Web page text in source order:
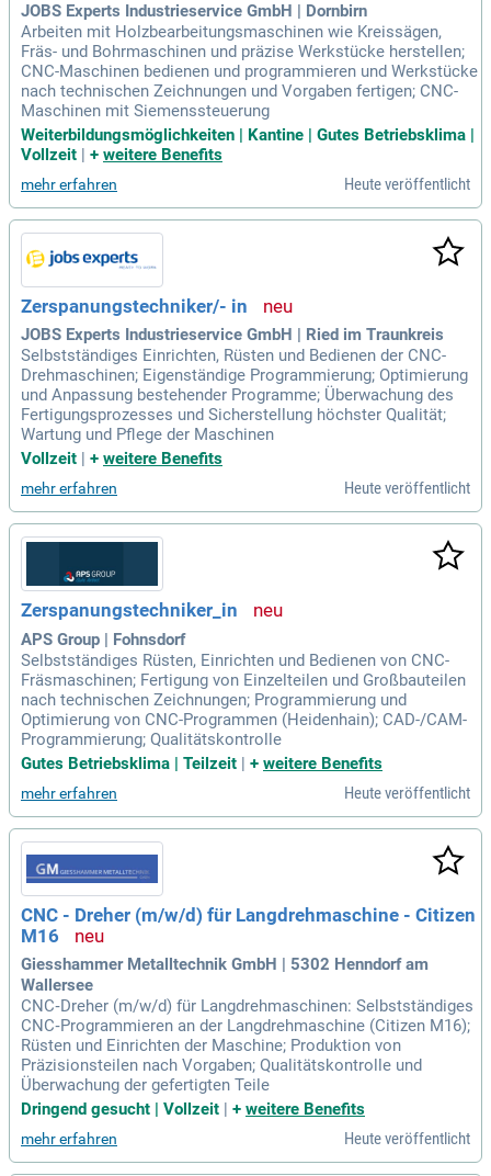
JOBS Experts Industrieservice GmbH | Dornbirn
Arbeiten mit Holzbearbeitungsmaschinen wie Kreissägen,
Fräs- und Bohrmaschinen und präzise Werkstücke herstellen;
CNC-Maschinen bedienen und programmieren und Werkstücke
nach technischen Zeichnungen und Vorgaben fertigen; CNC-
Maschinen mit Siemenssteuerung
Weiterbildungsmöglichkeiten | Kantine | Gutes Betriebsklima |
Vollzeit | + weitere Benefits
mehr erfahren Heute veröffentlicht
Zerspanungstechniker/- in
JOBS Experts Industrieservice GmbH | Ried im Traunkreis
Selbstständiges Einrichten, Rüsten und Bedienen der CNC-
Drehmaschinen; Eigenständige Programmierung; Optimierung
und Anpassung bestehender Programme; Überwachung des
Fertigungsprozesses und Sicherstellung höchster Qualität;
Wartung und Pflege der Maschinen
Vollzeit
+ weitere Benefits
mehr erfahren Heute veröffentlicht
Zerspanungstechniker_in
APS Group | Fohnsdorf
Selbstständiges Rüsten, Einrichten und Bedienen von CNC-
Fräsmaschinen; Fertigung von Einzelteilen und Großbauteilen
nach technischen Zeichnungen; Programmierung und
Optimierung von CNC-Programmen (Heidenhain); CAD-/CAM-
Programmierung; Qualitätskontrolle
Gutes Betriebsklima | Teilzeit | + weitere Benefits
mehr erfahren Heute veröffentlicht
CNC - Dreher (m/w/d) für Langdrehmaschine - Citizen
M16
Giesshammer Metalltechnik GmbH | 5302 Henndorf am
Wallersee
CNC‑Dreher (m/w/d) für Langdrehmaschinen: Selbstständiges
CNC‑Programmieren an der Langdrehmaschine (Citizen M16);
Rüsten und Einrichten der Maschine; Produktion von
Präzisionsteilen nach Vorgaben; Qualitätskontrolle und
Überwachung der gefertigten Teile
Dringend gesucht | Vollzeit | + weitere Benefits
mehr erfahren Heute veröffentlicht